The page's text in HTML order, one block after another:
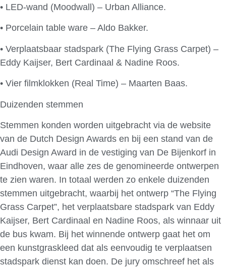
• LED-wand (Moodwall) – Urban Alliance.
• Porcelain table ware – Aldo Bakker.
• Verplaatsbaar stadspark (The Flying Grass Carpet) –
Eddy Kaijser, Bert Cardinaal & Nadine Roos.
• Vier filmklokken (Real Time) – Maarten Baas.
Duizenden stemmen
Stemmen konden worden uitgebracht via de website
van de Dutch Design Awards en bij een stand van de
Audi Design Award in de vestiging van De Bijenkorf in
Eindhoven, waar alle zes de genomineerde ontwerpen
te zien waren. In totaal werden zo enkele duizenden
stemmen uitgebracht, waarbij het ontwerp “The Flying
Grass Carpet”, het verplaatsbare stadspark van Eddy
Kaijser, Bert Cardinaal en Nadine Roos, als winnaar uit
de bus kwam. Bij het winnende ontwerp gaat het om
een kunstgraskleed dat als eenvoudig te verplaatsen
stadspark dienst kan doen. De jury omschreef het als